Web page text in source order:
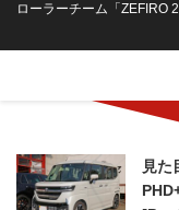
ローラーチーム「ZEFIRO
見た